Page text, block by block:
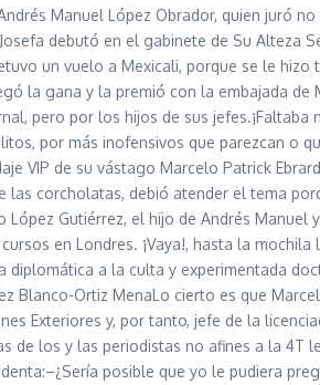
Manuel López Obrador, quien juró
debutó en el gabinete de Su
un vuelo a Mexicali, porque se le
la gana y la premió con la embajada
pero por los hijos de sus
por más inofensivos que parezcan o
VIP de su vástago Marcelo Patrick
corcholatas, debió atender el tema
Gutiérrez, el hijo de Andrés
en Londres. ¡Vaya!, hasta la
a la culta y experimentada
Blanco-Ortiz MenaLo cierto es que
Exteriores y, por tanto, jefe de la
los y las periodistas no afines a la 4T
posible que yo le pudiera